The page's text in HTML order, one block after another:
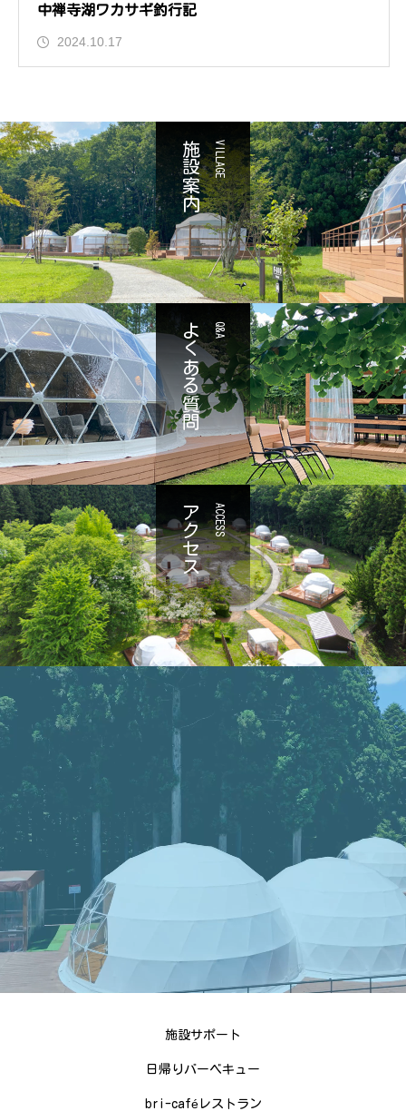
中禅寺湖ワカサギ釣行記
2024.10.17
VILLAGE
施設案内
Q&A
よくある質問
ACCESS
アクセス
施設サポート
日帰りバーベキュー
bri-caféレストラン